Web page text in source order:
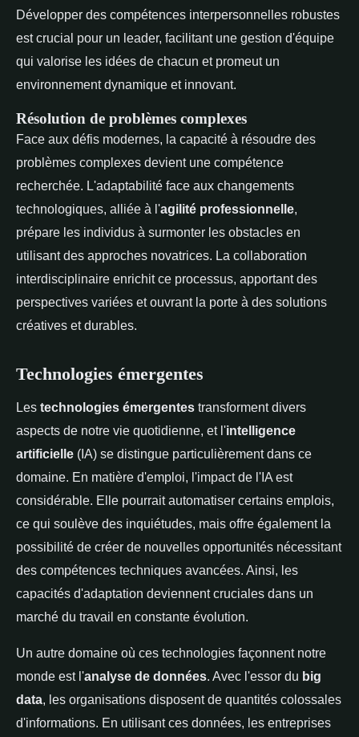
Développer des compétences interpersonnelles robustes
est crucial pour un leader, facilitant une gestion d'équipe
qui valorise les idées de chacun et promeut un
environnement dynamique et innovant.
Résolution de problèmes complexes
Face aux défis modernes, la capacité à résoudre des
problèmes complexes devient une compétence
recherchée. L'adaptabilité face aux changements
technologiques, alliée à l'agilité professionnelle,
prépare les individus à surmonter les obstacles en
utilisant des approches novatrices. La collaboration
interdisciplinaire enrichit ce processus, apportant des
perspectives variées et ouvrant la porte à des solutions
créatives et durables.
Technologies émergentes
Les technologies émergentes transforment divers
aspects de notre vie quotidienne, et l'intelligence
artificielle (IA) se distingue particulièrement dans ce
domaine. En matière d'emploi, l'impact de l'IA est
considérable. Elle pourrait automatiser certains emplois,
ce qui soulève des inquiétudes, mais offre également la
possibilité de créer de nouvelles opportunités nécessitant
des compétences techniques avancées. Ainsi, les
capacités d'adaptation deviennent cruciales dans un
marché du travail en constante évolution.
Un autre domaine où ces technologies façonnent notre
monde est l'analyse de données. Avec l'essor du big
data, les organisations disposent de quantités colossales
d'informations. En utilisant ces données, les entreprises